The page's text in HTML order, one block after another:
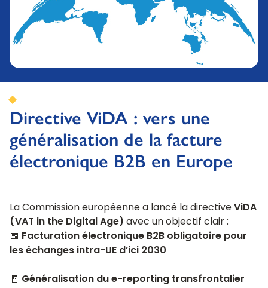
Directive ViDA : vers une
généralisation de la facture
électronique B2B en Europe
La Commission européenne a lancé la directive ViDA
(VAT in the Digital Age) avec un objectif clair :
📅
Facturation électronique B2B obligatoire pour
les échanges intra-UE d’ici 2030
🧾 Généralisation du e-reporting transfrontalier